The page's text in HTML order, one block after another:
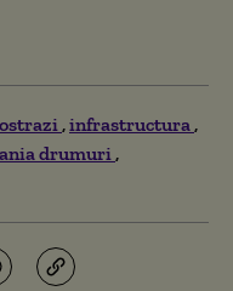
infrastructura
drumuri